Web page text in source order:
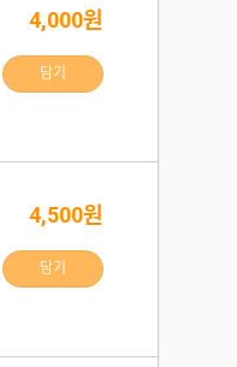
4,000원
담기
4,500원
담기